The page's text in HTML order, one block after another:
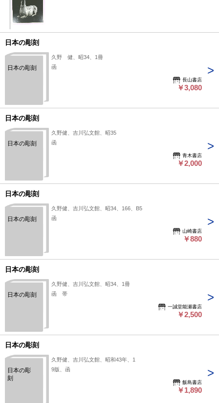
日本の彫刻
日本の彫刻
久野 健、昭34、1冊
函
長山書店
￥3,080
日本の彫刻
日本の彫刻
久野健、吉川弘文館、昭35
函
青木書店
￥2,000
日本の彫刻
日本の彫刻
久野健、吉川弘文館、昭34、166、B5
函
山崎書店
￥880
日本の彫刻
日本の彫刻
久野健、吉川弘文館、昭34、1冊
函 帯
一誠堂能瀬書店
￥2,500
日本の彫刻
日本の彫
刻
久野健、吉川弘文館、昭和43年、1
9版、函
飯島書店
￥1,890